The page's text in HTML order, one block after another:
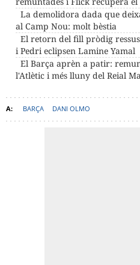
La demolidora dada que
al Camp Nou: molt bèstia
El retorn del fill pròdig
i Pedri eclipsen Lamine Yamal
El Barça aprèn a patir:
l'Atlètic i més lluny del Reial
BARÇA DANI OLMO